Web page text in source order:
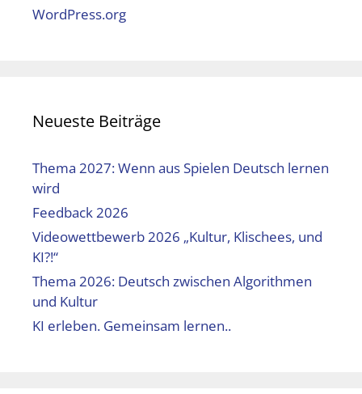
WordPress.org
Neueste Beiträge
Thema 2027: Wenn aus Spielen Deutsch lernen
wird
Feedback 2026
Videowettbewerb 2026 „Kultur, Klischees, und
KI?!“
Thema 2026: Deutsch zwischen Algorithmen
und Kultur
KI erleben. Gemeinsam lernen..